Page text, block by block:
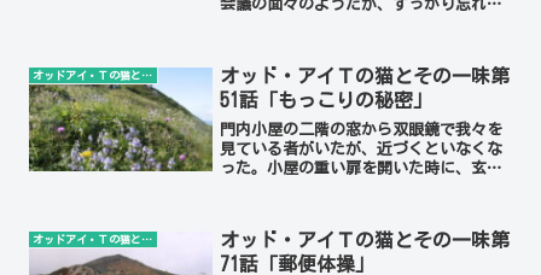
会議の面々のようだが、すっかり忘れて
して家に帰ることになり、これからの対
応を検討する集まりであっ...
オッドアイ・Ｔの猫とその一味
オッド・アイＴの猫とその一味第
51話「もっこりの秘密」
門内小屋の二階の窓から双眼鏡で我々を
見ている者がいたが、近づくといなくな
った。小屋の重い扉を開いた時に、玄関
た男は言った。飯豊の小屋の管理人の顔
は大概知っているが、こ...
オッドアイ・Ｔの猫とその一味
オッド・アイＴの猫とその一味第
71話「郵便体操」